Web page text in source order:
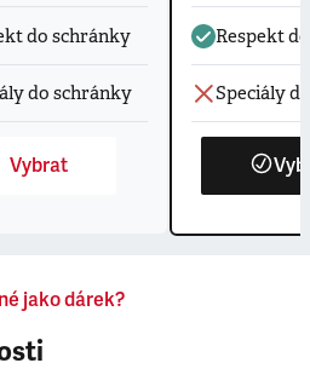
do schránky
do schránky
Vybrat
Respekt
Speciály
jako dárek?